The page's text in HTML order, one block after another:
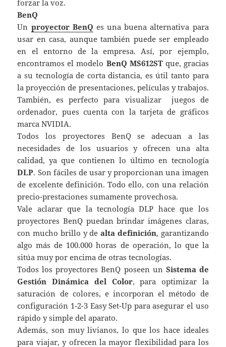
forzar la voz.
BenQ
Un proyector BenQ es una buena alternativa para
usar en casa, aunque también puede ser empleado
en el entorno de la empresa. Así, por ejemplo,
encontramos el modelo BenQ MS612STque, gracias
a su tecnología de corta distancia, es útil tanto para
la proyección de presentaciones, películas y trabajos.
También, es perfecto para visualizar juegos de
ordenador, pues cuenta con la tarjeta de gráficos
marca NVIDIA.
Todos los proyectores BenQ se adecuan a las
necesidades de los usuarios y ofrecen una alta
calidad, ya que contienen lo último en tecnología
DLP. Son fáciles de usar y proporcionan una imagen
de excelente definición. Todo ello, con una relación
precio-prestaciones sumamente provechosa.
Vale aclarar que la tecnología DLP hace que los
proyectores BenQ puedan brindar imágenes claras,
con mucho brillo y dealta definición, garantizando
algo más de 100.000 horas de operación, lo que la
sitúa muy por encima de otras tecnologías.
Todos los proyectores BenQ poseen un Sistema de
Gestión Dinámica del Color, para optimizar la
saturación de colores, e incorporan el método de
configuración 1-2-3 Easy Set-Up para asegurar el uso
rápido y simple del aparato.
Además, son muy livianos, lo que los hace ideales
para viajar, y ofrecen la mayor flexibilidad para los